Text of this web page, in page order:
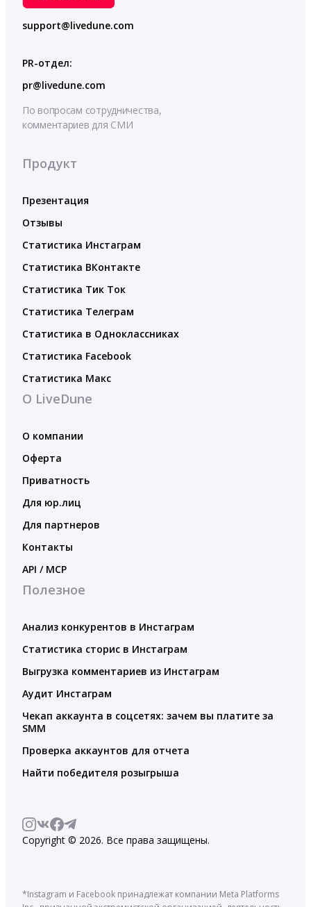
support@livedune.com
PR-отдел:
pr@livedune.com
По вопросам сотрудничества,
комментариев для СМИ
Продукт
Презентация
Отзывы
Статистика Инстаграм
Статистика ВКонтакте
Статистика Тик Ток
Статистика Телеграм
Статистика в Одноклассниках
Статистика Facebook
Статистика Макс
О LiveDune
О компании
Оферта
Приватность
Для юр.лиц
Для партнеров
Контакты
API / MCP
Полезное
Анализ конкурентов в Инстаграм
Статистика сторис в Инстаграм
Выгрузка комментариев из Инстаграм
Аудит Инстаграм
Чекап аккаунта в соцсетях: зачем вы платите за
SMM
Проверка аккаунтов для отчета
Найти победителя розыгрыша
Copyright © 2026. Все права защищены.
*Instagram и Facebook принадлежат компании Meta Platforms